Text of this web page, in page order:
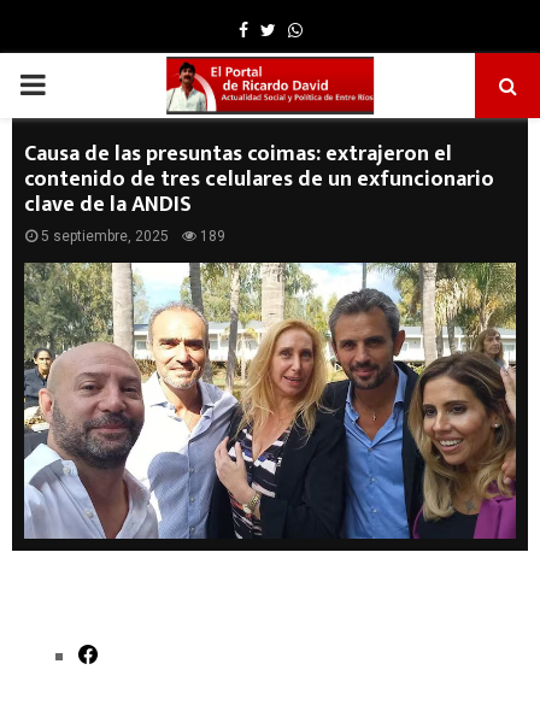
Facebook
TwitterWhatsapp
PRIMARY
MENU
Causa de las presuntas coimas: extrajeron el
contenido de tres celulares de un exfuncionario
clave de la ANDIS
5 septiembre, 2025 189